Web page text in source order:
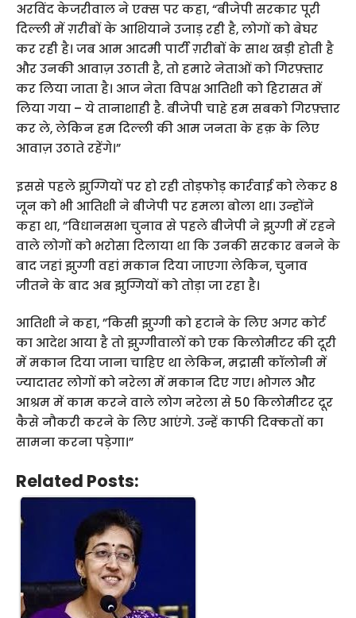
अरविंद केजरीवाल ने एक्स पर कहा, “बीजेपी सरकार पूरी
दिल्ली में ग़रीबों के आशियाने उजाड़ रही है, लोगों को बेघर
कर रही है। जब आम आदमी पार्टी ग़रीबों के साथ खड़ी होती है
और उनकी आवाज़ उठाती है, तो हमारे नेताओं को गिरफ़्तार
कर लिया जाता है। आज नेता विपक्ष आतिशी को हिरासत में
लिया गया – ये तानाशाही है. बीजेपी चाहे हम सबको गिरफ़्तार
कर ले, लेकिन हम दिल्ली की आम जनता के हक़ के लिए
आवाज़ उठाते रहेंगे।”
इससे पहले झुग्गियों पर हो रही तोड़फोड़ कार्रवाई को लेकर 8
जून को भी आतिशी ने बीजेपी पर हमला बोला था। उन्होंने
कहा था, ”विधानसभा चुनाव से पहले बीजेपी ने झुग्गी में रहने
वाले लोगों को भरोसा दिलाया था कि उनकी सरकार बनने के
बाद जहां झुग्गी वहां मकान दिया जाएगा लेकिन, चुनाव
जीतने के बाद अब झुग्गियों को तोड़ा जा रहा है।
आतिशी ने कहा, ”किसी झुग्गी को हटाने के लिए अगर कोर्ट
का आदेश आया है तो झुग्गीवालों को एक किलोमीटर की दूरी
में मकान दिया जाना चाहिए था लेकिन, मद्रासी कॉलोनी में
ज्यादातर लोगों को नरेला में मकान दिए गए। भोगल और
आश्रम में काम करने वाले लोग नरेला से 50 किलोमीटर दूर
कैसे नौकरी करने के लिए आएंगे. उन्हें काफी दिक्कतों का
सामना करना पड़ेगा।”
Related Posts: